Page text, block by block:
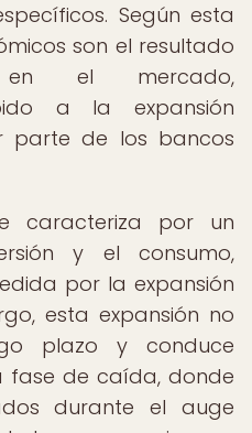
Según esta
son el resultado
en el mercado,
a la expansión
parte de los bancos
caracteriza por un
y el consumo,
por la expansión
esta expansión no
plazo y conduce
fase de caída, donde
durante el auge